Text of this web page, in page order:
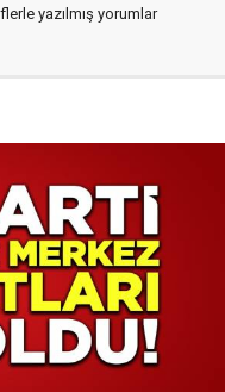
yazılmış yorumlar